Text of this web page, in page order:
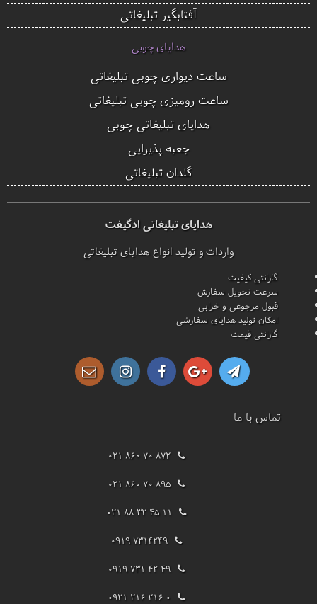
آفتابگیر تبلیغاتی
هدایای چوبی
ساعت دیواری چوبی تبلیغاتی
ساعت رومیزی چوبی تبلیغاتی
هدایای تبلیغاتی چوبی
جعبه پذیرایی
گلدان تبلیغاتی
هدایای تبلیغاتی ادگیفت
واردات و تولید انواع هدایای تبلیغاتی
گارانتی کیفیت
سرعت تحویل سفارش
قبول مرجوعی و خرابی
امکان تولید هدایای سفارشی
گارانتی قیمت
تماس با ما
021 860 70 872
021 860 70 895
021 88 32 45 11
0919 7314249
0919 731 42 49
0921 216 216 0